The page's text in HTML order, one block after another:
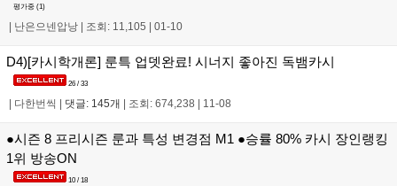
평가중 (1)
| 난은으넨압낭 | 조회: 11,105 | 01-10
D4)[카시학개론] 룬특 업뎃완료! 시너지 좋아진 독뱀카시
26 / 33
다한번씩 댓글: 145개 조회: 674,238 11-08
●시즌 8 프리시즌 룬과 특성 변경점 M1 ●승률 80% 카시 장인랭킹
1위 방송ON
10 / 18